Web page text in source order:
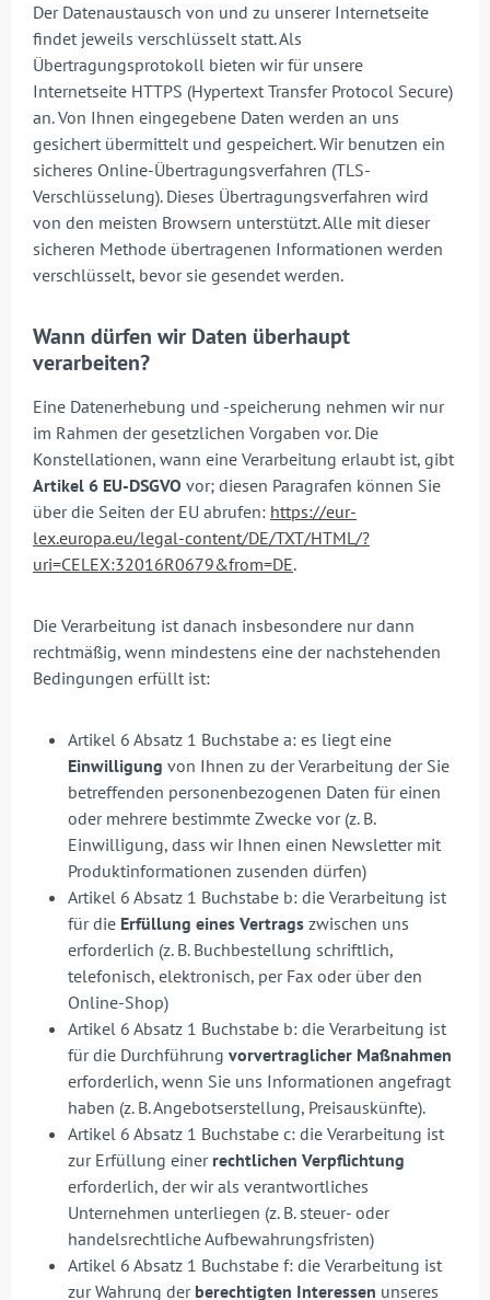
Der Datenaustausch von und zu unserer Internetseite
findet jeweils verschlüsselt statt. Als
Übertragungsprotokoll bieten wir für unsere
Internetseite HTTPS (Hypertext Transfer Protocol Secure)
an. Von Ihnen eingegebene Daten werden an uns
gesichert übermittelt und gespeichert. Wir benutzen ein
sicheres Online-Übertragungsverfahren (TLS-
Verschlüsselung). Dieses Übertragungsverfahren wird
von den meisten Browsern unterstützt. Alle mit dieser
sicheren Methode übertragenen Informationen werden
verschlüsselt, bevor sie gesendet werden.
Wann dürfen wir Daten überhaupt
verarbeiten?
Eine Datenerhebung und -speicherung nehmen wir nur
im Rahmen der gesetzlichen Vorgaben vor. Die
Konstellationen, wann eine Verarbeitung erlaubt ist, gibt
Artikel 6 EU-DSGVO vor; diesen Paragrafen können Sie
über die Seiten der EU abrufen: https://eur-
lex.europa.eu/legal-content/DE/TXT/HTML/?
uri=CELEX:32016R0679&from=DE.
Die Verarbeitung ist danach insbesondere nur dann
rechtmäßig, wenn mindestens eine der nachstehenden
Bedingungen erfüllt ist:
Artikel 6 Absatz 1 Buchstabe a: es liegt eine
Einwilligung von Ihnen zu der Verarbeitung der Sie
betreffenden personenbezogenen Daten für einen
oder mehrere bestimmte Zwecke vor (z. B.
Einwilligung, dass wir Ihnen einen Newsletter mit
Produktinformationen zusenden dürfen)
Artikel 6 Absatz 1 Buchstabe b: die Verarbeitung ist
für die Erfüllung eines Vertrags zwischen uns
erforderlich (z. B. Buchbestellung schriftlich,
telefonisch, elektronisch, per Fax oder über den
Online-Shop)
Artikel 6 Absatz 1 Buchstabe b: die Verarbeitung ist
für die Durchführung vorvertraglicher Maßnahmen
erforderlich, wenn Sie uns Informationen angefragt
haben (z. B. Angebotserstellung, Preisauskünfte).
Artikel 6 Absatz 1 Buchstabe c: die Verarbeitung ist
zur Erfüllung einer rechtlichen Verpflichtung
erforderlich, der wir als verantwortliches
Unternehmen unterliegen (z. B. steuer- oder
handelsrechtliche Aufbewahrungsfristen)
Artikel 6 Absatz 1 Buchstabe f: die Verarbeitung ist
zur Wahrung der berechtigten Interessen unseres